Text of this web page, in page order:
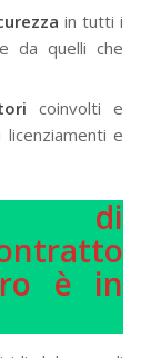
in tutti i
da quelli che
coinvolti e
e
di
è in